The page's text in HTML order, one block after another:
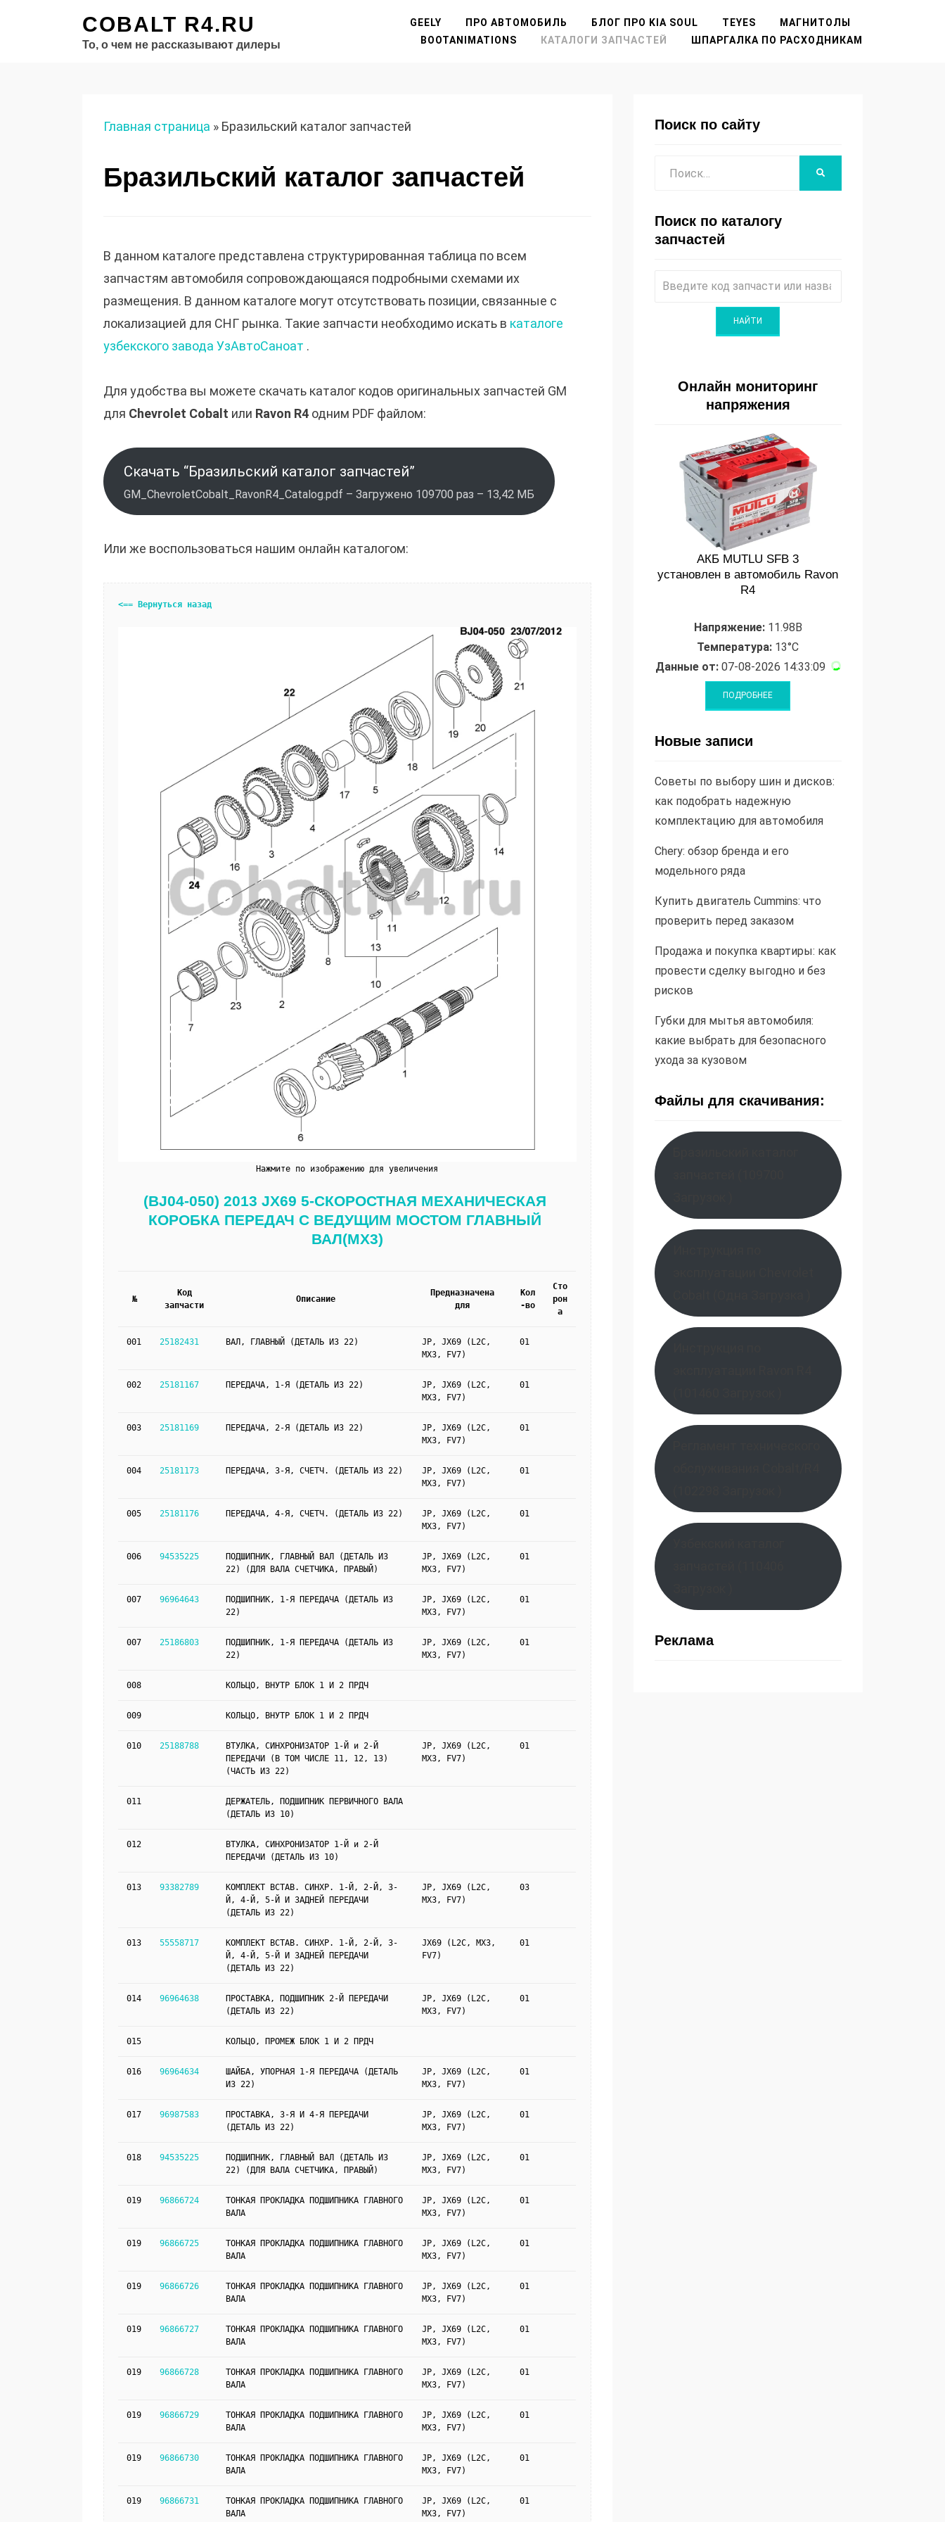
COBALT R4.RU
То, о чем не рассказывают дилеры
GEELY ПРО АВТОМОБИЛЬ БЛОГ ПРО KIA SOUL TEYES
МАГНИТОЛЫ
BOOTANIMATIONS
КАТАЛОГИ ЗАПЧАСТЕЙ ШПАРГАЛКА ПО РАСХОДНИКАМ
Главная страница » Бразильский каталог запчастей
Бразильский каталог запчастей
В данном каталоге представлена структурированная таблица по всем
запчастям автомобиля сопровождающаяся подробными схемами их
размещения. В данном каталоге могут отсутствовать позиции, связанные с
локализацией для СНГ рынка. Такие запчасти необходимо искать в каталоге
узбекского завода УзАвтоСаноат .
Для удобства вы можете скачать каталог кодов оригинальных запчастей GM
для Chevrolet Cobalt или Ravon R4 одним PDF файлом:
Скачать “Бразильский каталог запчастей”
GM_ChevroletCobalt_RavonR4_Catalog.pdf – Загружено 109700 раз – 13,42 МБ
Или же воспользоваться нашим онлайн каталогом:
<== Вернуться назад
Нажмите по изображению для увеличения
(BJ04-050) 2013 JX69 5-СКОРОСТНАЯ МЕХАНИЧЕСКАЯ
КОРОБКА ПЕРЕДАЧ С ВЕДУЩИМ МОСТОМ ГЛАВНЫЙ
ВАЛ(MX3)
№
Код
запчасти
Описание
Предназначена
для
Кол
-во
Сто
рон
а
001 25182431 ВАЛ, ГЛАВНЫЙ (ДЕТАЛЬ ИЗ 22)
JP, JX69 (L2C,
MX3, FV7)
01
002 25181167 ПЕРЕДАЧА, 1-Я (ДЕТАЛЬ ИЗ 22)
JP, JX69 (L2C,
MX3, FV7)
01
003 25181169 ПЕРЕДАЧА, 2-Я (ДЕТАЛЬ ИЗ 22)
JP, JX69 (L2C,
MX3, FV7)
01
004 25181173 ПЕРЕДАЧА, 3-Я, СЧЕТЧ. (ДЕТАЛЬ ИЗ 22)
JP, JX69 (L2C,
MX3, FV7)
01
005 25181176 ПЕРЕДАЧА, 4-Я, СЧЕТЧ. (ДЕТАЛЬ ИЗ 22)
JP, JX69 (L2C,
MX3, FV7)
01
006 94535225
ПОДШИПНИК, ГЛАВНЫЙ ВАЛ (ДЕТАЛЬ ИЗ
22) (ДЛЯ ВАЛА СЧЕТЧИКА, ПРАВЫЙ)
JP, JX69 (L2C,
MX3, FV7)
01
007 96964643
ПОДШИПНИК, 1-Я ПЕРЕДАЧА (ДЕТАЛЬ ИЗ
22)
JP, JX69 (L2C,
MX3, FV7)
01
007 25186803
ПОДШИПНИК, 1-Я ПЕРЕДАЧА (ДЕТАЛЬ ИЗ
22)
JP, JX69 (L2C,
MX3, FV7)
01
008 КОЛЬЦО, ВНУТР БЛОК 1 И 2 ПРДЧ
009 КОЛЬЦО, ВНУТР БЛОК 1 И 2 ПРДЧ
010 25188788
ВТУЛКА, СИНХРОНИЗАТОР 1-Й и 2-Й
ПЕРЕДАЧИ (В ТОМ ЧИСЛЕ 11, 12, 13)
(ЧАСТЬ ИЗ 22)
JP, JX69 (L2C,
MX3, FV7)
01
011
ДЕРЖАТЕЛЬ, ПОДШИПНИК ПЕРВИЧНОГО ВАЛА
(ДЕТАЛЬ ИЗ 10)
012
ВТУЛКА, СИНХРОНИЗАТОР 1-Й и 2-Й
ПЕРЕДАЧИ (ДЕТАЛЬ ИЗ 10)
013 93382789
КОМПЛЕКТ ВСТАВ. СИНХР. 1-Й, 2-Й, 3-
Й, 4-Й, 5-Й И ЗАДНЕЙ ПЕРЕДАЧИ
(ДЕТАЛЬ ИЗ 22)
JP, JX69 (L2C,
MX3, FV7)
03
013 55558717
КОМПЛЕКТ ВСТАВ. СИНХР. 1-Й, 2-Й, 3-
Й, 4-Й, 5-Й И ЗАДНЕЙ ПЕРЕДАЧИ
(ДЕТАЛЬ ИЗ 22)
JX69 (L2C, MX3,
FV7)
01
014 96964638
ПРОСТАВКА, ПОДШИПНИК 2-Й ПЕРЕДАЧИ
(ДЕТАЛЬ ИЗ 22)
JP, JX69 (L2C,
MX3, FV7)
01
015 КОЛЬЦО, ПРОМЕЖ БЛОК 1 И 2 ПРДЧ
016 96964634
ШАЙБА, УПОРНАЯ 1-Я ПЕРЕДАЧА (ДЕТАЛЬ
ИЗ 22)
JP, JX69 (L2C,
MX3, FV7)
01
017 96987583
ПРОСТАВКА, 3-Я И 4-Я ПЕРЕДАЧИ
(ДЕТАЛЬ ИЗ 22)
JP, JX69 (L2C,
MX3, FV7)
01
018 94535225
ПОДШИПНИК, ГЛАВНЫЙ ВАЛ (ДЕТАЛЬ ИЗ
22) (ДЛЯ ВАЛА СЧЕТЧИКА, ПРАВЫЙ)
JP, JX69 (L2C,
MX3, FV7)
01
019 96866724
ТОНКАЯ ПРОКЛАДКА ПОДШИПНИКА ГЛАВНОГО
ВАЛА
JP, JX69 (L2C,
MX3, FV7)
01
019 96866725
ТОНКАЯ ПРОКЛАДКА ПОДШИПНИКА ГЛАВНОГО
ВАЛА
JP, JX69 (L2C,
MX3, FV7)
01
019 96866726
ТОНКАЯ ПРОКЛАДКА ПОДШИПНИКА ГЛАВНОГО
ВАЛА
JP, JX69 (L2C,
MX3, FV7)
01
019 96866727
ТОНКАЯ ПРОКЛАДКА ПОДШИПНИКА ГЛАВНОГО
ВАЛА
JP, JX69 (L2C,
MX3, FV7)
01
019 96866728
ТОНКАЯ ПРОКЛАДКА ПОДШИПНИКА ГЛАВНОГО
ВАЛА
JP, JX69 (L2C,
MX3, FV7)
01
019 96866729
ТОНКАЯ ПРОКЛАДКА ПОДШИПНИКА ГЛАВНОГО
ВАЛА
JP, JX69 (L2C,
MX3, FV7)
01
019 96866730
ТОНКАЯ ПРОКЛАДКА ПОДШИПНИКА ГЛАВНОГО
ВАЛА
JP, JX69 (L2C,
MX3, FV7)
01
019 96866731
ТОНКАЯ ПРОКЛАДКА ПОДШИПНИКА ГЛАВНОГО
ВАЛА
JP, JX69 (L2C,
MX3, FV7)
01
Поиск по сайту
Поиск по каталогу
запчастей
Онлайн мониторинг
напряжения
АКБ MUTLU SFB 3
установлен в автомобиль Ravon
R4
Напряжение:11.98В
Температура: 13°C
Данные от:07-08-2026 14:33:09
Новые записи
Советы по выбору шин и дисков:
как подобрать надежную
комплектацию для автомобиля
Chery: обзор бренда и его
модельного ряда
Купить двигатель Cummins: что
проверить перед заказом
Продажа и покупка квартиры: как
провести сделку выгодно и без
рисков
Губки для мытья автомобиля:
какие выбрать для безопасного
ухода за кузовом
Файлы для скачивания:
Реклама